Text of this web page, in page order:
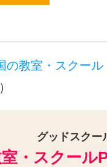
の教室・スクール
グッドスクー
・スクール